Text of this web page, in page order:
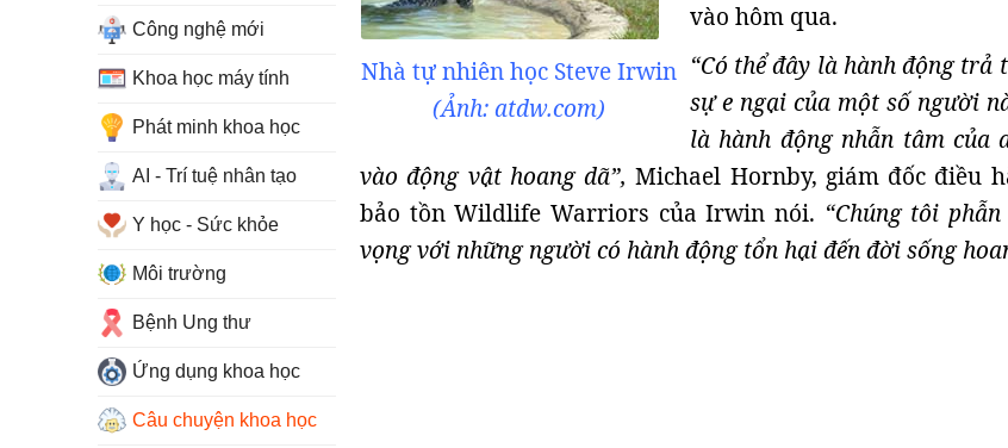
Nhà tự nhiên học Steve Irwin
(Ảnh: atdw.com)
vào hôm qua.
“Có thể đây là hành động trả
sự e ngại của một số người
là hành động nhẫn tâm của
vào động vật hoang dã”, Michael Hornby, giám đốc điều
bảo tồn Wildlife Warriors của Irwin nói. “Chúng tôi
vọng với những người có hành động tổn hại đến đời sống
Công nghệ mới
Khoa học máy tính
Phát minh khoa học
AI - Trí tuệ nhân tạo
Y học - Sức khỏe
Môi trường
Bệnh Ung thư
Ứng dụng khoa học
Câu chuyện khoa học